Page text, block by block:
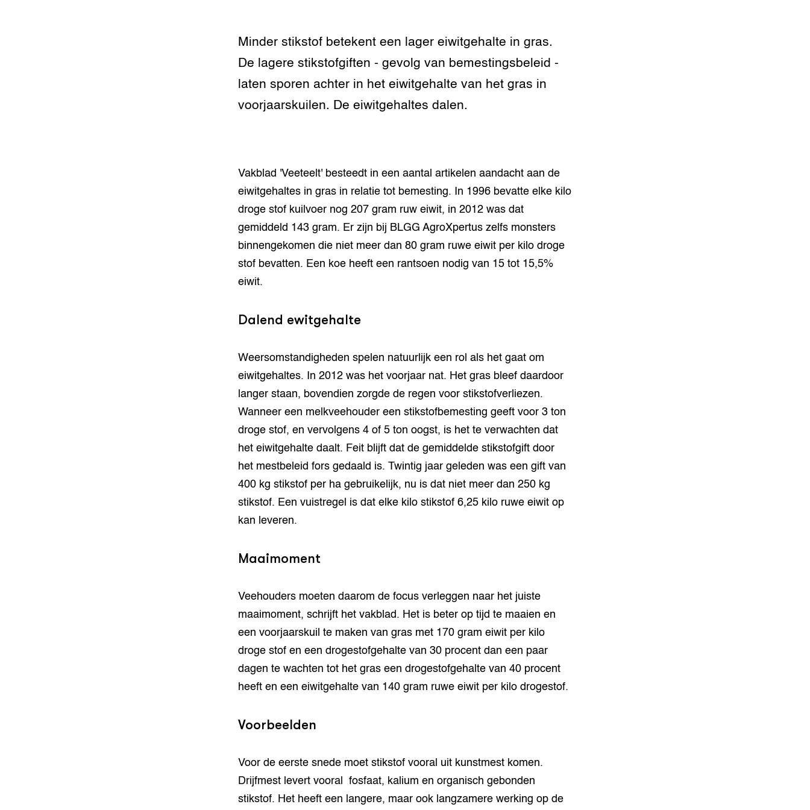
Varkenshouderij
Groenpact Digitalisering &
Technologie
Groen, welbevinden en
klimaatadaptatie
Invasieve exoten
Plantaardige genetische
bronnen
Genetische diversiteit
landbouwhuisdieren
Minder stikstof betekent een lager eiwitgehalte in gras.
De lagere stikstofgiften - gevolg van bemestingsbeleid -
laten sporen achter in het eiwitgehalte van het gras in
voorjaarskuilen. De eiwitgehaltes dalen.
Vakblad 'Veeteelt' besteedt in een aantal artikelen aandacht aan de
eiwitgehaltes in gras in relatie tot bemesting. In 1996 bevatte elke kilo
droge stof kuilvoer nog 207 gram ruw eiwit, in 2012 was dat
gemiddeld 143 gram. Er zijn bij BLGG AgroXpertus zelfs monsters
binnengekomen die niet meer dan 80 gram ruwe eiwit per kilo droge
stof bevatten. Een koe heeft een rantsoen nodig van 15 tot 15,5%
eiwit.
Dalend ewitgehalte
Weersomstandigheden spelen natuurlijk een rol als het gaat om
eiwitgehaltes. In 2012 was het voorjaar nat. Het gras bleef daardoor
langer staan, bovendien zorgde de regen voor stikstofverliezen.
Wanneer een melkveehouder een stikstofbemesting geeft voor 3 ton
droge stof, en vervolgens 4 of 5 ton oogst, is het te verwachten dat
het eiwitgehalte daalt. Feit blijft dat de gemiddelde stikstofgift door
het mestbeleid fors gedaald is. Twintig jaar geleden was een gift van
400 kg stikstof per ha gebruikelijk, nu is dat niet meer dan 250 kg
stikstof. Een vuistregel is dat elke kilo stikstof 6,25 kilo ruwe eiwit op
kan leveren.
Maaimoment
Veehouders moeten daarom de focus verleggen naar het juiste
maaimoment, schrijft het vakblad. Het is beter op tijd te maaien en
een voorjaarskuil te maken van gras met 170 gram eiwit per kilo
droge stof en een drogestofgehalte van 30 procent dan een paar
dagen te wachten tot het gras een drogestofgehalte van 40 procent
heeft en een eiwitgehalte van 140 gram ruwe eiwit per kilo drogestof.
Voorbeelden
Voor de eerste snede moet stikstof vooral uit kunstmest komen.
Drijfmest levert vooral fosfaat, kalium en organisch gebonden
stikstof. Het heeft een langere, maar ook langzamere werking op de